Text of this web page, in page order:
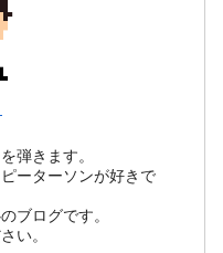
弾きます。
ーターソンが好きで
ブログです。
い。